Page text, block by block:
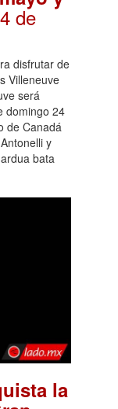
de
disfrutar de
Villeneuve
será
domingo 24
de Canadá
y
bata
la